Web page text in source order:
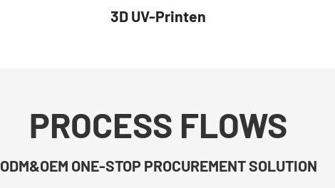
3D UV-Printen
PROCESS FLOWS
ODM&OEM ONE-STOP PROCUREMENT SOLUTION